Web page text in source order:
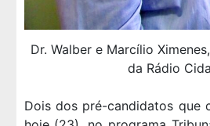
Dr. Walber e Marcílio
da Rádio
Dois dos pré-candidatos que